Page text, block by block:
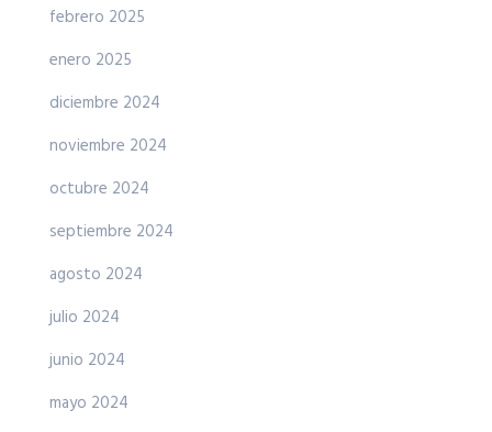
febrero 2025
enero 2025
diciembre 2024
noviembre 2024
octubre 2024
septiembre 2024
agosto 2024
julio 2024
junio 2024
mayo 2024